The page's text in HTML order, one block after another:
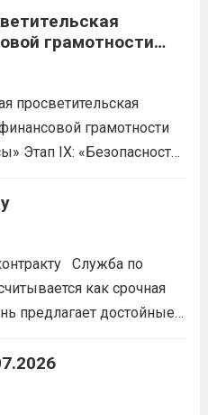
на бесплатное участие в
дело». Обучение
боевых...
грамотности
просветительская
грамотности
Этап IX: «Безопасность
Служба по
как срочная
предлагает достойные